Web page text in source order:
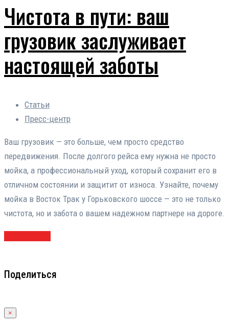
Чистота в пути: ваш
грузовик заслуживает
настоящей заботы
Статьи
Пресс-центр
Ваш грузовик — это больше, чем просто средство
передвижения. После долгого рейса ему нужна не просто
мойка, а профессиональный уход, который сохранит его в
отличном состоянии и защитит от износа. Узнайте, почему
мойка в Восток Трак у Горьковского шоссе — это не только
чистота, но и забота о вашем надежном партнере на дороге.
Поделиться
×